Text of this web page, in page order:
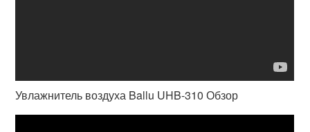
Увлажнитель воздуха Ballu UHB-310 Обзор